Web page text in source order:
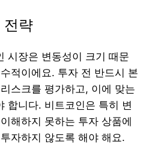
전략
시장은 변동성이 크기 때문
적이에요. 투자 전 반드시 본
스크를 평가하고, 이에 맞는
합니다. 비트코인은 특히 변
해하지 못하는 투자 상품에
자하지 않도록 해야 해요.